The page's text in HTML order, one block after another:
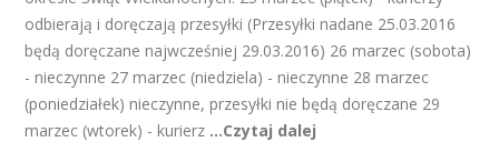
odbierają i doręczają przesyłki (Przesyłki nadane 25.03.2016
będą doręczane najwcześniej 29.03.2016) 26 marzec (sobota)
- nieczynne 27 marzec (niedziela) - nieczynne 28 marzec
(poniedziałek) nieczynne, przesyłki nie będą doręczane 29
marzec (wtorek) - kurierz ...Czytaj dalej